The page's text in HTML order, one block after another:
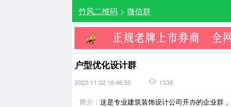
竹风二维码 > 微信群
户型优化设计群
2022-11-02 16:46:50 1338
简介： 这是专业建筑装饰设计公司开办的企业群